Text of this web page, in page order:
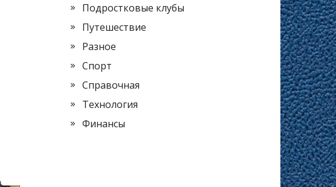
Подростковые клубы
Путешествие
Разное
Спорт
Справочная
Технология
Финансы